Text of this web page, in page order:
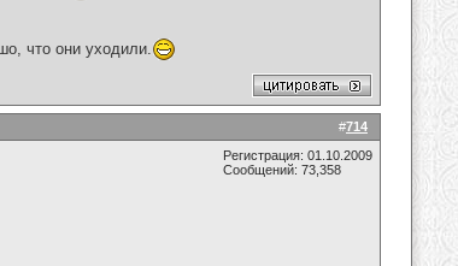
что они уходили.
#714
Регистрация: 01.10.2009
Сообщений: 73,358